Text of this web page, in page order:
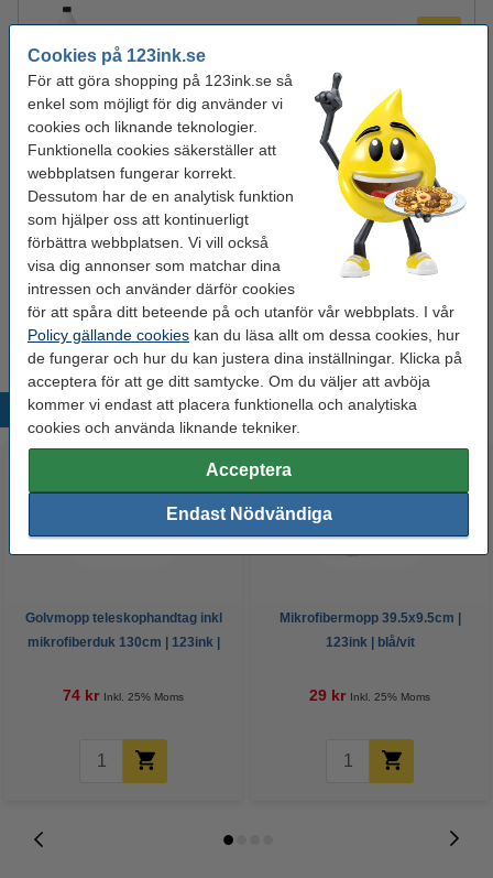
Cookies på 123ink.se
För att göra shopping på 123ink.se så
enkel som möjligt för dig använder vi
cookies och liknande teknologier.
Funktionella cookies säkerställer att
webbplatsen fungerar korrekt.
Dessutom har de en analytisk funktion
som hjälper oss att kontinuerligt
förbättra webbplatsen. Vi vill också
visa dig annonser som matchar dina
intressen och använder därför cookies
för att spåra ditt beteende på och utanför vår webbplats. I vår
Policy gällande cookies kan du läsa allt om dessa cookies, hur
de fungerar och hur du kan justera dina inställningar. Klicka på
acceptera för att ge ditt samtycke. Om du väljer att avböja
kommer vi endast att placera funktionella och analytiska
cookies och använda liknande tekniker.
Acceptera
Endast Nödvändiga
Köp12stför endast
490 kr
Glöm inte att beställa!
Golvmopp teleskophandtag inkl mikrofiberduk
74 kr
49 kr
Säkerhetsdatablad
Säkerhetsdatablad
Populära produkter
Golvmopp teleskophandtag inkl
mikrofiberduk 130cm | 123ink |
74 kr Inkl. 25% Moms
Mikrofibermopp 39.5x9.5cm |
123ink | blå/vit
29 kr Inkl. 25% Moms